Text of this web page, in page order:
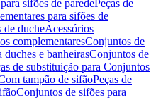
sifões de paredePeças de
para sifões de
de ducheAcessórios
complementaresConjuntos de
duches e banheirasConjuntos de
de substituição para Conjuntos
tampão de sifãoPeças de
Conjuntos de sifões para